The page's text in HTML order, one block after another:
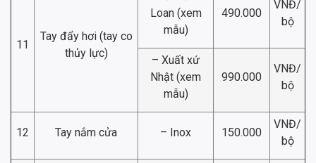
11
Tay đẩy hơi (tay co
thủy lực)
Loan (xem
mẫu)
490.000
VNĐ/
bộ
– Xuất xứ
Nhật (xem
mẫu)
990.000
VNĐ/
bộ
12 Tay nắm cửa – Inox 150.000
VNĐ/
bộ